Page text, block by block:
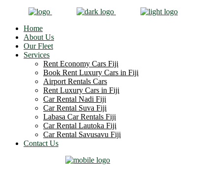
Home
About Us
Our Fleet
Services
Rent Economy Cars Fiji
Book Rent Luxury Cars in Fiji
Airport Rentals Cars
Rent Luxury Cars in Fiji
Car Rental Nadi Fiji
Car Rental Suva Fiji
Labasa Car Rentals Fiji
Car Rental Lautoka Fiji
Car Rental Savusavu Fiji
Contact Us